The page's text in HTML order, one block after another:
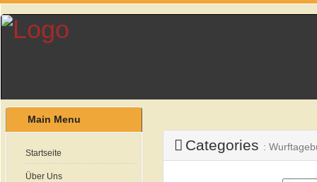
Main Menu
Startseite
Über Uns
Categories :